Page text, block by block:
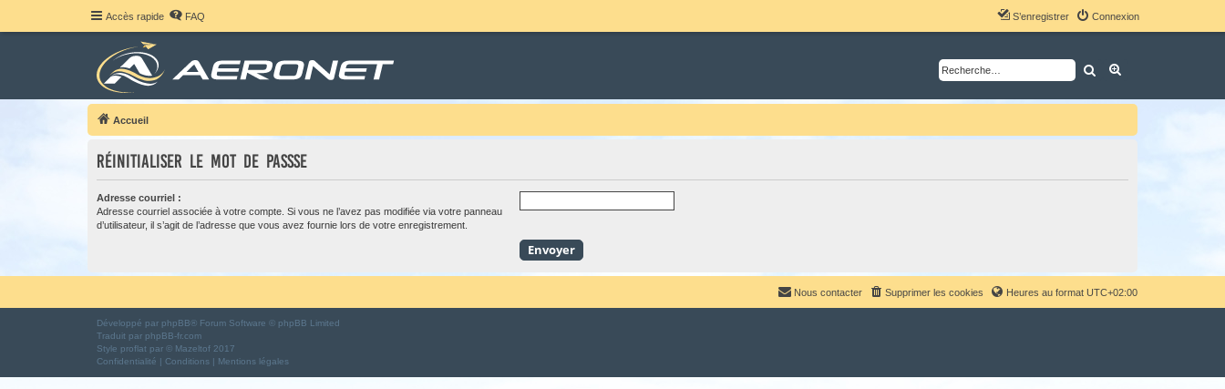
Accès rapide FAQ Connexion
S’enregistrer
Rechercher
Accueil
Réinitialiser le mot de passse
Adresse courriel :
Adresse courriel associée à votre compte. Si vous ne l’avez pas modifiée via votre panneau
d’utilisateur, il s’agit de l’adresse que vous avez fournie lors de votre enregistrement.
Heures au format UTC+02:00
Supprimer les cookies
Nous contacter
Développé par phpBB® Forum Software © phpBB Limited
Traduit par phpBB-fr.com
Style proflat par © Mazeltof 2017
Confidentialité | Conditions | Mentions légales